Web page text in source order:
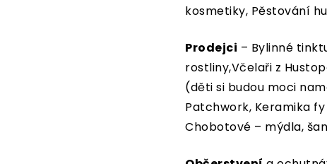
kosmetiky, Pěstování
Prodejci – Bylinné
rostliny,Včelaři z
(děti si budou moci
Patchwork, Keramika
Chobotové – mýdla,